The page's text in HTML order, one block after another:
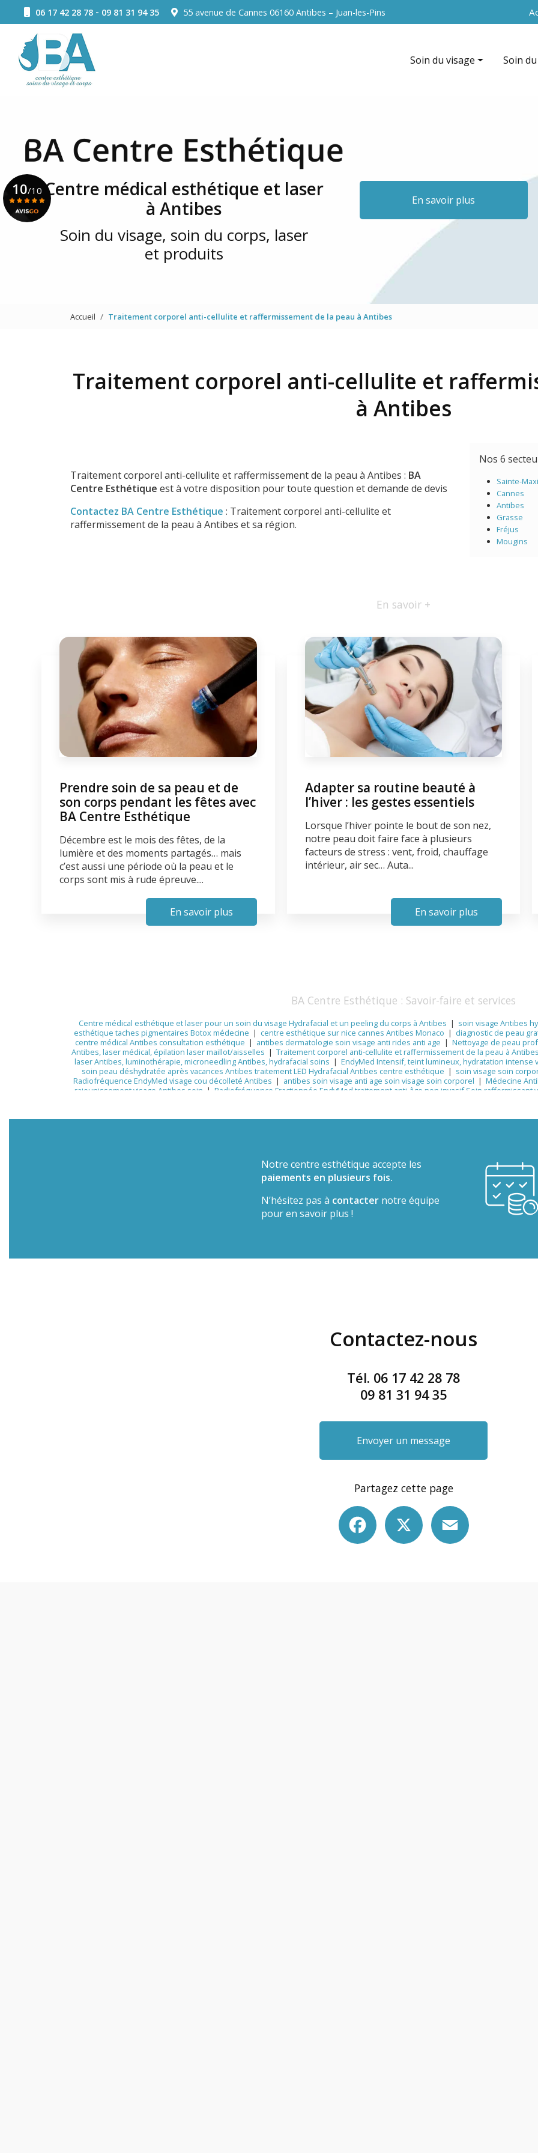
contenu
principal
06 17 42 28 78- 09 81 31 94 35 55 avenue de Cannes 06160 Antibes – Juan-les-Pins Navigation
Soin du visage
EndyMed intensif
Radiofréquence du visage
La microdermabrasion
Mésothérapie virtuelle du
Traitement des yeux
Soin
La
Centre médical esthétique et laser
à Antibes
Soin du visage, soin du corps, laser
et produits
En savoir plus
10/10
Accueil Traitement corporel anti-cellulite et raffermissement de la peau à Antibes
Traitement corporel anti-cellulite et
à Antibes
Traitement corporel anti-cellulite et raffermissement de la peau à Antibes : BA
Centre Esthétique est à votre disposition pour toute question et demande de devis
Contactez BA Centre Esthétique : Traitement corporel anti-cellulite et
raffermissement de la peau à Antibes et sa région.
Nos 6
Sainte-
Cannes
Antibes
Grasse
Fréjus
Mougins
En savoir +
Prendre soin de sa peau et de
son corps pendant les fêtes avec
BA Centre Esthétique
Décembre est le mois des fêtes, de la
lumière et des moments partagés… mais
c’est aussi une période où la peau et le
corps sont mis à rude épreuve....
En savoir plus
Adapter sa routine beauté à
l’hiver : les gestes essentiels
Lorsque l’hiver pointe le bout de son nez,
notre peau doit faire face à plusieurs
facteurs de stress : vent, froid, chauffage
intérieur, air sec… Auta...
En savoir plus
BA Centre Esthétique : Savoir-faire et services
Centre médical esthétique et laser pour un soin du visage Hydrafacial et un peeling du corps à Antibes | soin visage Antibes
esthétique taches pigmentaires Botox médecine | centre esthétique sur nice cannes Antibes Monaco | diagnostic de peau
centre médical Antibes consultation esthétique | antibes dermatologie soin visage anti rides anti age | Nettoyage de peau
Antibes, laser médical, épilation laser maillot/aisselles | Traitement corporel anti-cellulite et raffermissement de la peau à Antibes
laser Antibes, luminothérapie, microneedling Antibes, hydrafacial soins | EndyMed Intensif, teint lumineux, hydratation
soin peau déshydratée après vacances Antibes traitement LED Hydrafacial Antibes centre esthétique | soin visage soin
Radiofréquence EndyMed visage cou décolleté Antibes | antibes soin visage anti age soin visage soin corporel | Médecine
rajeunissement visage Antibes soin | Radiofréquence Fractionnée EndyMed traitement anti-âge non invasif Soin raffermissant
été, beauté rentrée, peau éclatante, mésothérapie|Radiofréquence Fractionnée EndyMed visage cou décolleté Antibes|
Notre centre esthétique accepte les
paiements en plusieurs fois.
N’hésitez pas à contacter notre équipe
pour en savoir plus !
Contactez-nous
Tél. 06 17 42 28 78
09 81 31 94 35
Envoyer un message
Partagez cette page
Facebook